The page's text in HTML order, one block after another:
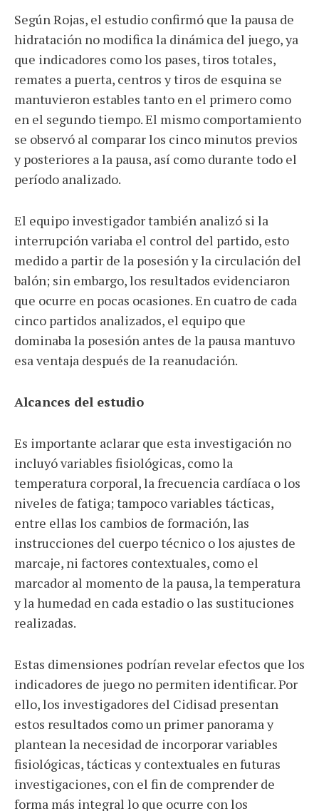
Según Rojas, el estudio confirmó que la pausa de
hidratación no modifica la dinámica del juego, ya
que indicadores como los pases, tiros totales,
remates a puerta, centros y tiros de esquina se
mantuvieron estables tanto en el primero como
en el segundo tiempo. El mismo comportamiento
se observó al comparar los cinco minutos previos
y posteriores a la pausa, así como durante todo el
período analizado.
El equipo investigador también analizó si la
interrupción variaba el control del partido, esto
medido a partir de la posesión y la circulación del
balón; sin embargo, los resultados evidenciaron
que ocurre en pocas ocasiones. En cuatro de cada
cinco partidos analizados, el equipo que
dominaba la posesión antes de la pausa mantuvo
esa ventaja después de la reanudación.
Alcances del estudio
Es importante aclarar que esta investigación no
incluyó variables fisiológicas, como la
temperatura corporal, la frecuencia cardíaca o los
niveles de fatiga; tampoco variables tácticas,
entre ellas los cambios de formación, las
instrucciones del cuerpo técnico o los ajustes de
marcaje, ni factores contextuales, como el
marcador al momento de la pausa, la temperatura
y la humedad en cada estadio o las sustituciones
realizadas.
Estas dimensiones podrían revelar efectos que los
indicadores de juego no permiten identificar. Por
ello, los investigadores del Cidisad presentan
estos resultados como un primer panorama y
plantean la necesidad de incorporar variables
fisiológicas, tácticas y contextuales en futuras
investigaciones, con el fin de comprender de
forma más integral lo que ocurre con los